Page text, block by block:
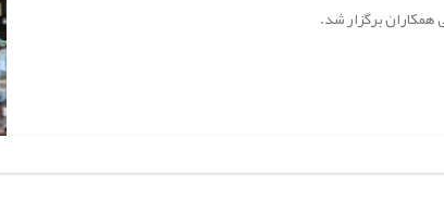
برگزار شد.